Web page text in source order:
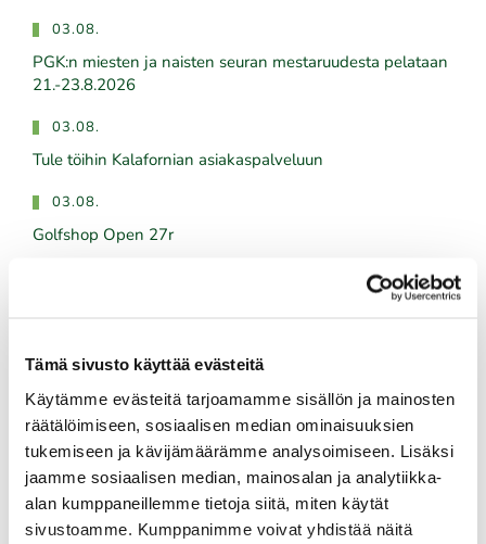
Tämä sivusto käyttää evästeitä
Käytämme evästeitä tarjoamamme sisällön ja mainosten
räätälöimiseen, sosiaalisen median ominaisuuksien
tukemiseen ja kävijämäärämme analysoimiseen. Lisäksi
jaamme sosiaalisen median, mainosalan ja analytiikka-
alan kumppaneillemme tietoja siitä, miten käytät
sivustoamme. Kumppanimme voivat yhdistää näitä
03.08.
PGK:n miesten ja naisten seuran mestaruudesta pelataan
21.-23.8.2026
03.08.
Tule töihin Kalafornian asiakaspalveluun
03.08.
Golfshop Open 27r
IKH Milwaukee Open
08.08.
10.08.